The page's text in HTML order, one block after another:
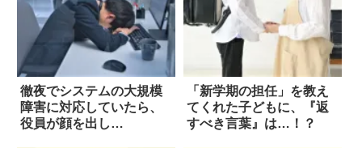
徹夜でシステムの大規模
障害に対応していたら、
役員が顔を出し…
「新学期の担任」を教え
てくれた子どもに、『返
すべき言葉』は…！？